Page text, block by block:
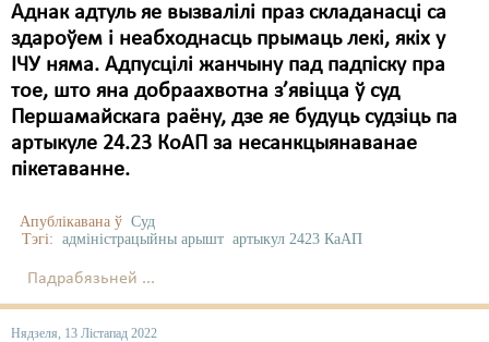
Аднак адтуль яе вызвалілі праз складанасці са
здароўем і неабходнасць прымаць лекі, якіх у
ІЧУ няма. Адпусцілі жанчыну пад падпіску пра
тое, што яна добраахвотна з’явіцца ў суд
Першамайскага раёну, дзе яе будуць судзіць па
артыкуле 24.23 КоАП за несанкцыянаванае
пікетаванне.
Апублікавана ў Суд
Тэгі: адміністрацыйны арышт артыкул 2423 КаАП
Падрабязьней ...
Нядзеля, 13 Лістапад 2022
Мігранты
Мірныя сходы
Палітвязьні
Праваабаронцы
Пэнітэнцыярная сыстэма
Распальваньне варожасьці